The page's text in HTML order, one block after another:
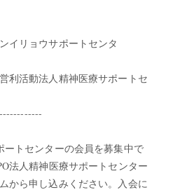
イリョウサポートセンタ
精神医療サポートセ
トセンターの会員を募集中で
法人精神医療サポートセンター
から申し込みください。入会に